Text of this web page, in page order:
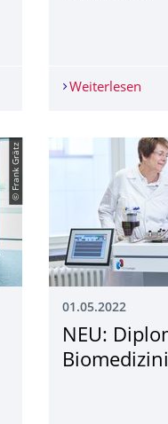
phonetischen
Weiterlesen
© Frank Grätz
01.05.2022
NEU: